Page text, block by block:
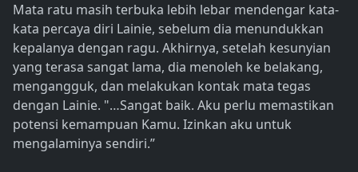
Mata ratu masih terbuka lebih lebar mendengar kata-
kata percaya diri Lainie, sebelum dia menundukkan
kepalanya dengan ragu. Akhirnya, setelah kesunyian
yang terasa sangat lama, dia menoleh ke belakang,
mengangguk, dan melakukan kontak mata tegas
dengan Lainie. "…Sangat baik. Aku perlu memastikan
potensi kemampuan Kamu. Izinkan aku untuk
mengalaminya sendiri.”